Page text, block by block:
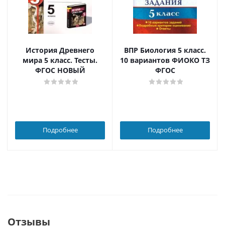
История Древнего
мира 5 класс. Тесты.
ФГОС НОВЫЙ
Подробнее
ВПР Биология 5 класс.
10 вариантов ФИОКО ТЗ
ФГОС
Подробнее
Отзывы